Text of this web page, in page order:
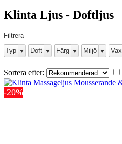
Klinta Ljus - Doftljus
Filtrera
Typ
Doft Färg Miljö Vax
Sortera efter:
-20%